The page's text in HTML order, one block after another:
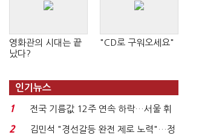
영화관의 시대는 끝
났다?
"CD로 구워오세요"
인기뉴스
1
전국 기름값 12주 연속 하락…서울 휘
발윳값 1909원...
2
김민석 "경선갈등 완전 제로 노력"…정